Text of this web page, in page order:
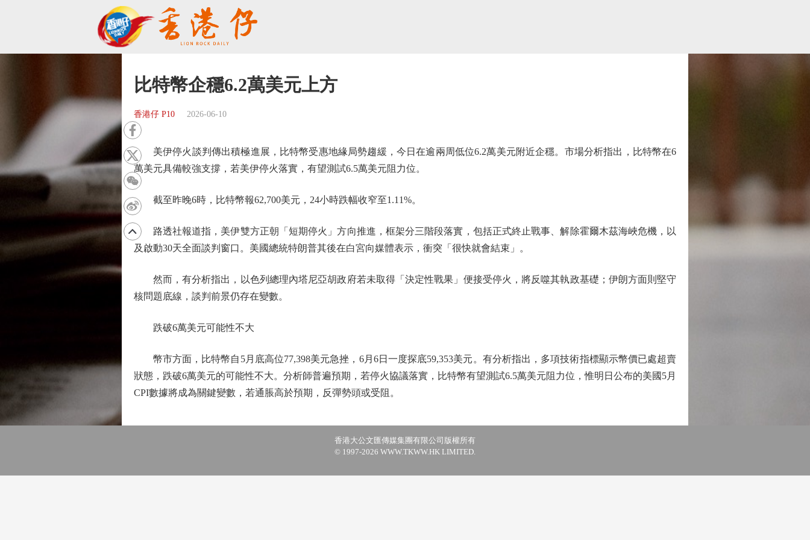
比特幣企穩6.2萬美元上方
香港仔 P10 2026-06-10
美伊停火談判傳出積極進展，比特幣受惠地緣局勢趨緩，今日在逾兩周低位6.2萬美元附近企穩。市場分析指出，比特幣在6
萬美元具備較強支撐，若美伊停火落實，有望測試6.5萬美元阻力位。
截至昨晚6時，比特幣報62,700美元，24小時跌幅收窄至1.11%。
路透社報道指，美伊雙方正朝「短期停火」方向推進，框架分三階段落實，包括正式終止戰事、解除霍爾木茲海峽危機，以
及啟動30天全面談判窗口。美國總統特朗普其後在白宮向媒體表示，衝突「很快就會結束」。
然而，有分析指出，以色列總理內塔尼亞胡政府若未取得「決定性戰果」便接受停火，將反噬其執政基礎；伊朗方面則堅守
核問題底線，談判前景仍存在變數。
跌破6萬美元可能性不大
幣市方面，比特幣自5月底高位77,398美元急挫，6月6日一度探底59,353美元。有分析指出，多項技術指標顯示幣價已處超賣
狀態，跌破6萬美元的可能性不大。分析師普遍預期，若停火協議落實，比特幣有望測試6.5萬美元阻力位，惟明日公布的美國5月
CPI數據將成為關鍵變數，若通脹高於預期，反彈勢頭或受阻。
香港大公文匯傳媒集團有限公司版權所有
© 1997-2026 WWW.TKWW.HK LIMITED.